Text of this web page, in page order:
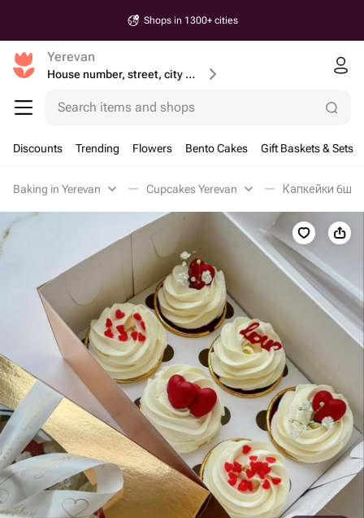
Shops in 1300+ cities
Yerevan
House number, street, city or postcode
Search items and shops
Discounts Trending Flowers Bento Cakes Gift Baskets & Sets
Baking in Yerevan Cupcakes Yerevan Капкейки 6шт.